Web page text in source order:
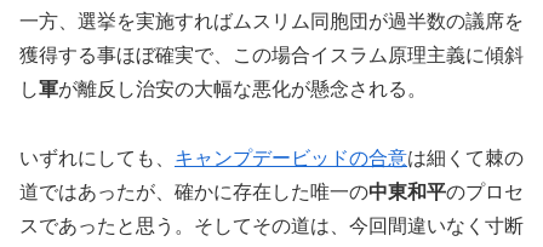
一方、選挙を実施すればムスリム同胞団が過半数の議席を
獲得する事ほぼ確実で、この場合イスラム原理主義に傾斜
し軍が離反し治安の大幅な悪化が懸念される。
いずれにしても、 キャンプデービッドの合意は細くて棘の
道ではあったが、確かに存在した唯一の中東和平のプロセ
スであったと思う。そしてその道は、今回間違いなく寸断